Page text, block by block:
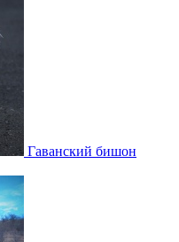
Гаванский бишон